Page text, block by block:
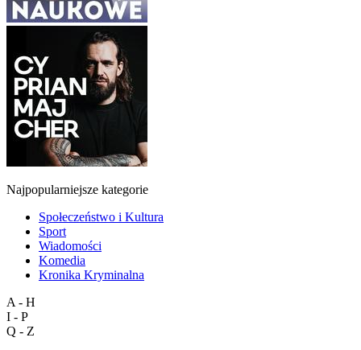
Najpopularniejsze kategorie
Społeczeństwo i Kultura
Sport
Wiadomości
Komedia
Kronika Kryminalna
A - H
I - P
Q - Z